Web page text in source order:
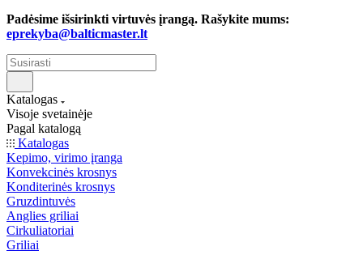
Padėsime išsirinkti virtuvės įrangą. Rašykite mums:
eprekyba@balticmaster.lt
Katalogas
Visoje svetainėje
Pagal katalogą
Katalogas
Kepimo, virimo įranga
Konvekcinės krosnys
Konditerinės krosnys
Gruzdintuvės
Anglies griliai
Cirkuliatoriai
Griliai